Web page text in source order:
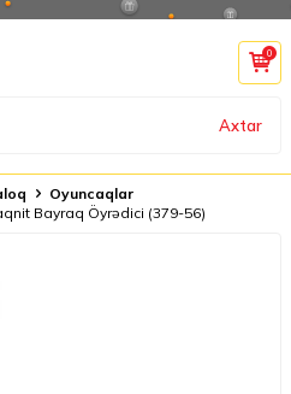
Axtar
0
Oyuncaqlar
Bayraq Öyrədici (379-56)